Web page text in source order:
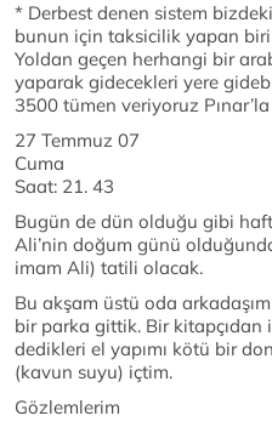
* Derbest denen sistem
bunun için taksicilik yapan
Yoldan geçen herhangi bir
yaparak gidecekleri yere
3500 tümen veriyoruz
27 Temmuz 07
Cuma
Saat: 21. 43
Bugün de dün olduğu gibi
Ali’nin doğum günü
imam Ali) tatili olacak.
Bu akşam üstü oda
bir parka gittik. Bir kitapçıdan
dedikleri el yapımı kötü bir
(kavun suyu) içtim.
Gözlemlerim